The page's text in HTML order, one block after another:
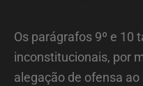
Os parágrafos 9º e 10
inconstitucionais, por
alegação de ofensa